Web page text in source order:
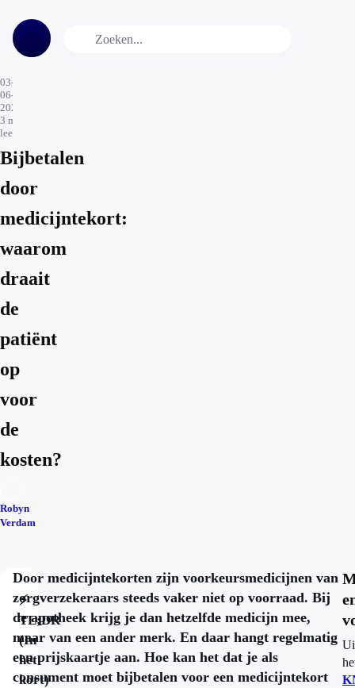
03-
06-
2026
3 min.
leestijd
Bijbetalen
door
medicijntekort:
waarom
draait
de
patiënt
op
voor
de
kosten?
Robyn
Verdam
⚡
TL;DR
(In
het
kort)
Door medicijntekorten zijn voorkeursmedicijnen van
zorgverzekeraars steeds vaker niet op voorraad. Bij
de apotheek krijg je dan hetzelfde medicijn mee,
maar van een ander merk. En daar hangt regelmatig
een prijskaartje aan. Hoe kan het dat je als
consument moet bijbetalen voor een medicijntekort